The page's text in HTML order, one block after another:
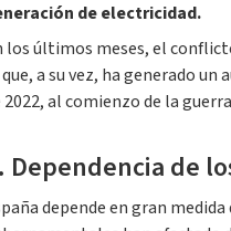
de electricidad.
los últimos meses, el
a su vez, ha generado
2022, al comienzo de la
Dependencia de
depende en gran